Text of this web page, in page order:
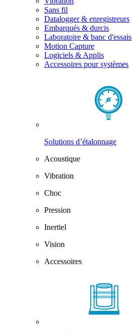
Sans fil
Datalogger & enregistreurs
Embarqués & durcis
Laboratoire & banc d'essais
Motion Capture
Logiciels & Applis
Accessoires pour systèmes
Solutions d’étalonnage
Acoustique
Vibration
Choc
Pression
Inertiel
Vision
Accessoires